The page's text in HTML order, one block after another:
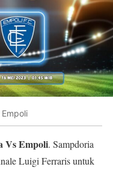
Vs Empoli. Sampdoria
Luigi Ferraris untuk